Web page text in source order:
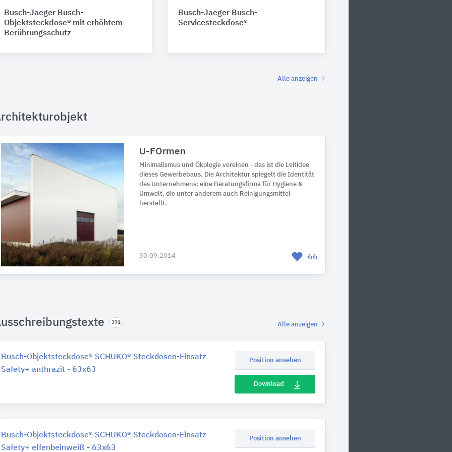
Busch-Jaeger Busch-
Objektsteckdose® mit erhöhtem
Berührungsschutz
Busch-Jaeger Busch-
Servicesteckdose®
Alle anzeigen
U-FOrmen
Minimalismus und Ökologie vereinen - das ist die Leitidee
dieses Gewerbebaus. Die Architektur spiegelt die Identität
des Unternehmens: eine Beratungsfirma für Hygiene &
Umwelt, die unter anderem auch Reinigungsmittel
herstellt.
30.09.2014 66
391 Alle anzeigen
Busch-Objektsteckdose® SCHUKO® Steckdosen-Einsatz
Safety+ anthrazit - 63x63
Position ansehen
Download
Busch-Objektsteckdose® SCHUKO® Steckdosen-Einsatz
Safety+ elfenbeinweiß - 63x63
Position ansehen